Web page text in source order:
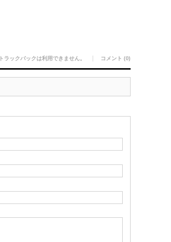
トラックバックは利用できません。 コメント (0)